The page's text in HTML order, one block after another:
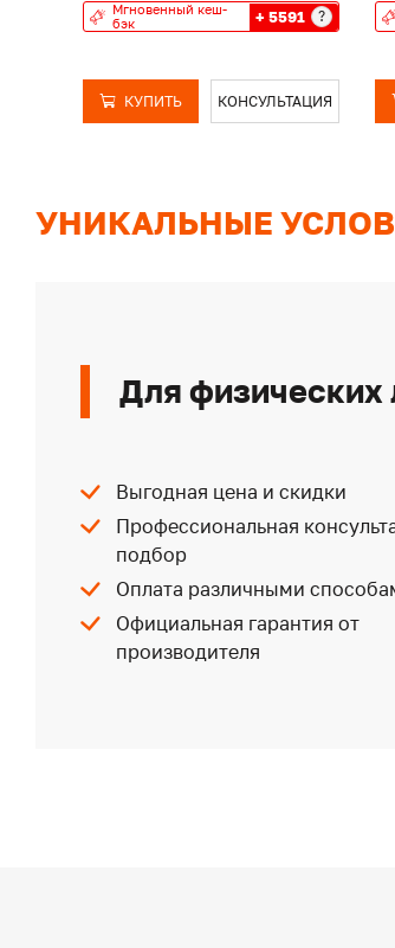
Мгновенный кеш-
бэк
+ 5591 ?
КУПИТЬ КОНСУЛЬТАЦИЯ
УНИКАЛЬНЫЕ
Для физических
Выгодная цена и скидки
Профессиональная
подбор
Оплата различными
Официальная гарантия от
производителя